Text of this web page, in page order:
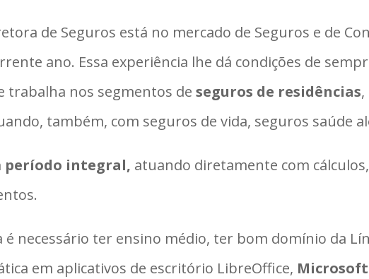
de Seguros está no mercado de Seguros e de
ano. Essa experiência lhe dá condições de
trabalha nos segmentos deseguros de residências
também, com seguros de vida, seguros saúde
período integral, atuando diretamente com
é necessário ter ensino médio, ter bom domínio da
em aplicativos de escritório LibreOffice,